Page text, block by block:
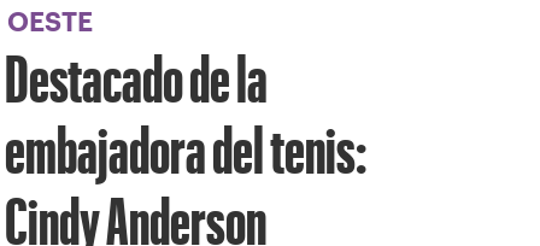
OESTE
Destacado de la
embajadora del tenis:
Cindy Anderson